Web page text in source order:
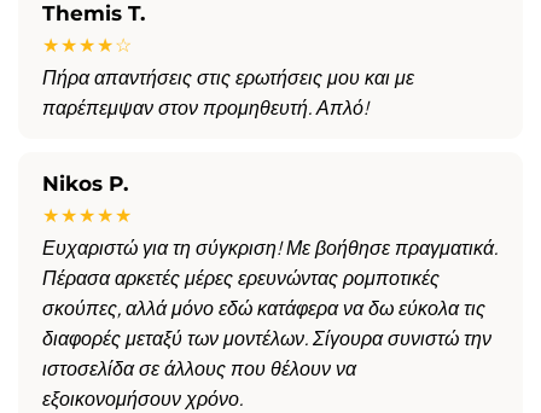
Themis T.
★★★★☆
Πήρα απαντήσεις στις ερωτήσεις μου και με
παρέπεμψαν στον προμηθευτή. Απλό!
Nikos P.
★★★★★
Ευχαριστώ για τη σύγκριση! Με βοήθησε πραγματικά.
Πέρασα αρκετές μέρες ερευνώντας ρομποτικές
σκούπες, αλλά μόνο εδώ κατάφερα να δω εύκολα τις
διαφορές μεταξύ των μοντέλων. Σίγουρα συνιστώ την
ιστοσελίδα σε άλλους που θέλουν να
εξοικονομήσουν χρόνο.